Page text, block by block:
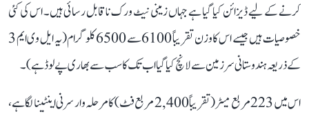
کرنے کے لیے ڈیزائن کیا گیا ہے جہاں زمینی نیٹ ورک ناقابل رسائی ہیں۔ اس کی کئی
خصوصیات ہیں جیسے اس کا وزن تقریباً 6100 سے 6500 کلوگرام (یہ ایل وی ایم 3
کے ذریعہ ہندوستانی سرزمین سے لانچ کیا گیا اب تک کا سب سے بھاری پے لوڈ ہے)۔
اس میں 223 مربع میٹر (تقریباً 2,400 مربع فٹ) کا مرحلہ وار سرنی اینٹینا لگا ہے،